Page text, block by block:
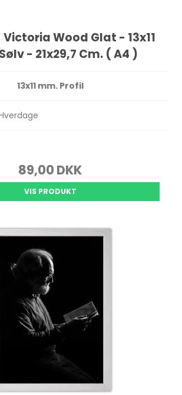
Wood Glat - 13x11
- 21x29,7 Cm. ( A4 )
13x11 mm. Profil
89,00 DKK
VIS PRODUKT